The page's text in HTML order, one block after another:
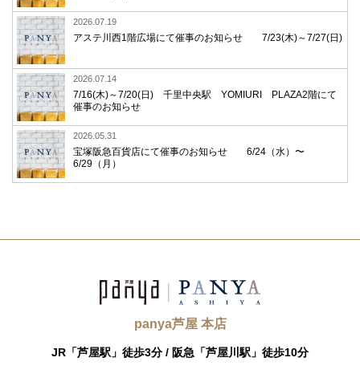
2026.07.19
アステ川西1階広場にて催事のお知らせ 7/23(木)～7/27(日)
2026.07.14
7/16(木)～7/20(日) 千里中央駅 YOMIURI PLAZA2階にて
催事のお知らせ
2026.05.31
宝塚阪急百貨店にて催事のお知らせ 6/24（水）〜
6/29（月）
panya芦屋 本店
JR「芦屋駅」徒歩3分 / 阪急「芦屋川駅」徒歩10分